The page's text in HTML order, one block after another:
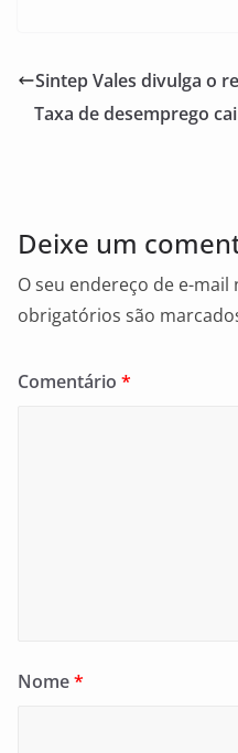
e
b
l e
Sintep Vales divulga o
Taxa de desemprego
Deixe um
O seu endereço de e-
obrigatórios são
Comentário *
Nome*